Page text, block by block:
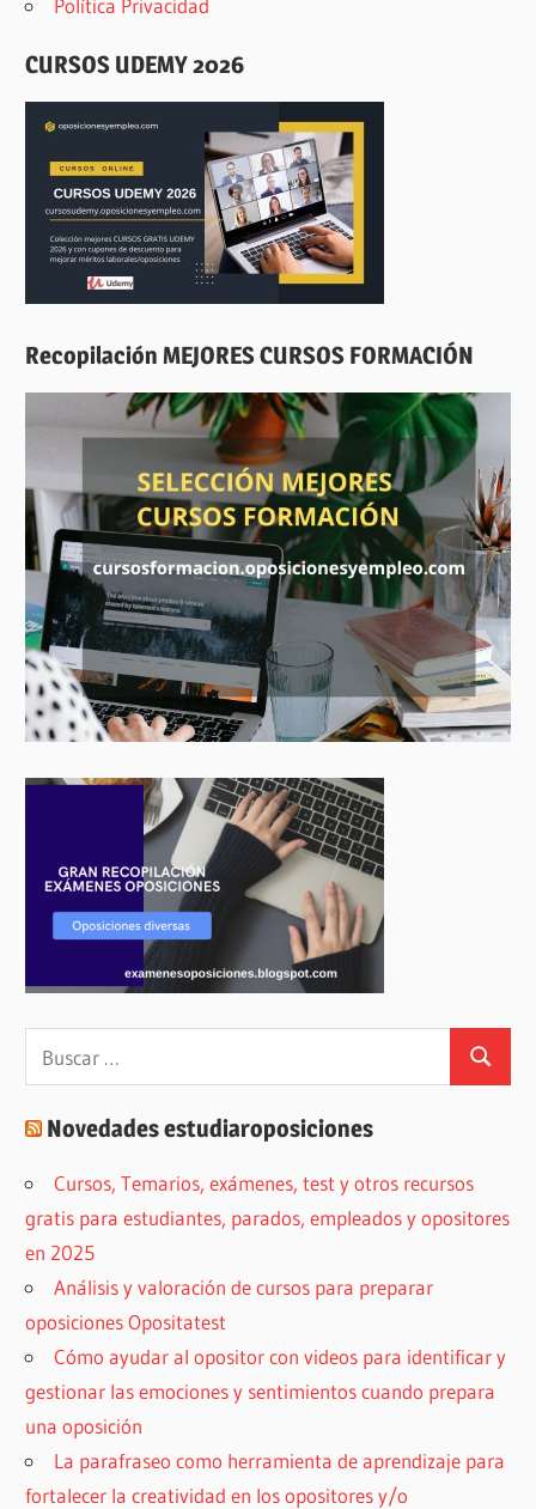
Política Privacidad
CURSOS UDEMY 2026
Recopilación MEJORES CURSOS FORMACIÓN
Buscar
Novedades estudiaroposiciones
Cursos, Temarios, exámenes, test y otros recursos
gratis para estudiantes, parados, empleados y opositores
en 2025
Análisis y valoración de cursos para preparar
oposiciones Opositatest
Cómo ayudar al opositor con videos para identificar y
gestionar las emociones y sentimientos cuando prepara
una oposición
La parafraseo como herramienta de aprendizaje para
fortalecer la creatividad en los opositores y/o